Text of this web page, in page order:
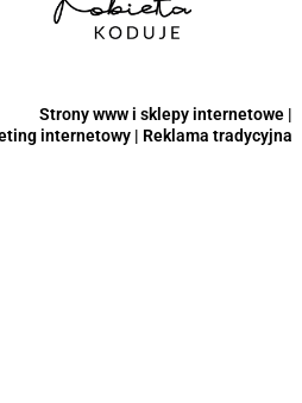
Strony www i sklepy internetowe |
internetowy | Reklama tradycyjna